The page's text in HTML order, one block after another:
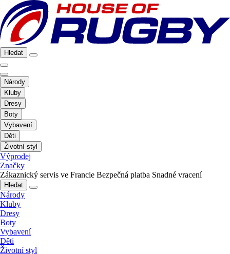
Hledat
Národy
Kluby
Dresy
Boty
Vybavení
Děti
Životní styl
Výprodej
Značky
Zákaznický servis ve Francie Bezpečná platba Snadné vracení
Hledat
Národy
Kluby
Dresy
Boty
Vybavení
Děti
Životní styl